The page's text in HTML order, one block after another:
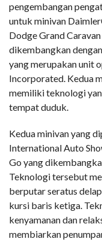
pengembangan
untuk minivan
Dodge Grand
dikembangkan
yang merupakan unit
Incorporated. Kedua
memiliki teknologi
tempat duduk.
Kedua minivan yang
International Auto
Go yang
Teknologi tersebut
berputar seratus
kursi baris ketiga.
kenyamanan dan
membiarkan